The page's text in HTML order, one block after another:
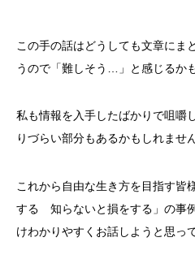
この手の話はどうしても文章にま
うので「難しそう…」と感じるか
私も情報を入手したばかりで咀嚼
りづらい部分もあるかもしれませ
これから自由な生き方を目指す皆
する 知らないと損をする」の事
けわかりやすくお話しようと思っ